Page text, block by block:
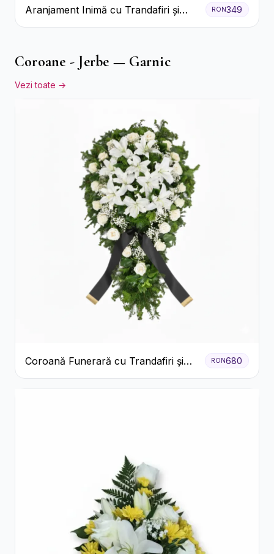
Aranjament Inimă cu Trandafiri și
Praline Ferrero
RON349
Coroane - Jerbe — Garnic
Vezi toate →
Coroană Funerară cu Trandafiri și
Crini
RON680